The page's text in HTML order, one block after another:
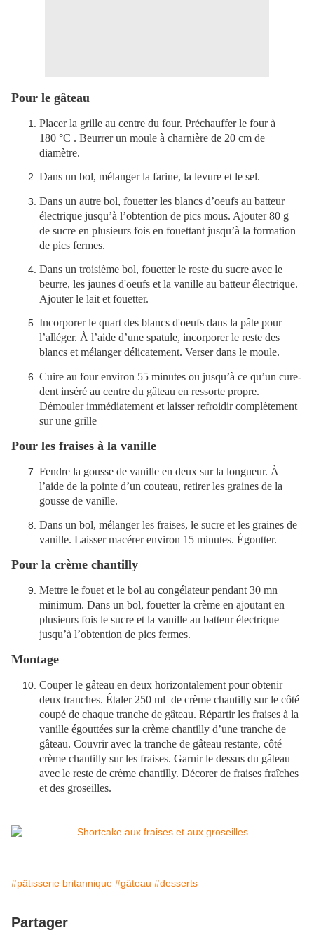
Pour le gâteau
Placer la grille au centre du four. Préchauffer le four à
180 °C . Beurrer un moule à charnière de 20 cm de
diamètre.
Dans un bol, mélanger la farine, la levure et le sel.
Dans un autre bol, fouetter les blancs d’oeufs au batteur
électrique jusqu’à l’obtention de pics mous. Ajouter 80 g
de sucre en plusieurs fois en fouettant jusqu’à la formation
de pics fermes.
Dans un troisième bol, fouetter le reste du sucre avec le
beurre, les jaunes d'oeufs et la vanille au batteur électrique.
Ajouter le lait et fouetter.
Incorporer le quart des blancs d'oeufs dans la pâte pour
l’alléger. À l’aide d’une spatule, incorporer le reste des
blancs et mélanger délicatement. Verser dans le moule.
Cuire au four environ 55 minutes ou jusqu’à ce qu’un cure-
dent inséré au centre du gâteau en ressorte propre.
Démouler immédiatement et laisser refroidir complètement
sur une grille
Pour les fraises à la vanille
Fendre la gousse de vanille en deux sur la longueur. À
l’aide de la pointe d’un couteau, retirer les graines de la
gousse de vanille.
Dans un bol, mélanger les fraises, le sucre et les graines de
vanille. Laisser macérer environ 15 minutes. Égoutter.
Pour la crème chantilly
Mettre le fouet et le bol au congélateur pendant 30 mn
minimum. Dans un bol, fouetter la crème en ajoutant en
plusieurs fois le sucre et la vanille au batteur électrique
jusqu’à l’obtention de pics fermes.
Montage
Couper le gâteau en deux horizontalement pour obtenir
deux tranches. Étaler 250 ml de crème chantilly sur le côté
coupé de chaque tranche de gâteau. Répartir les fraises à la
vanille égouttées sur la crème chantilly d’une tranche de
gâteau. Couvrir avec la tranche de gâteau restante, côté
crème chantilly sur les fraises. Garnir le dessus du gâteau
avec le reste de crème chantilly. Décorer de fraises fraîches
et des groseilles.
#pâtisserie britannique #gâteau #desserts
Partager